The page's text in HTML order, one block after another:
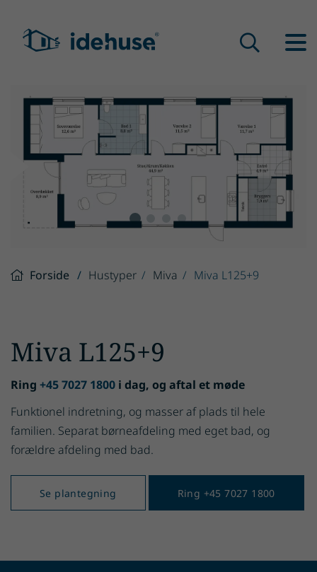
Forside Hustyper Miva Miva L125+9
Miva L125+9
Ring +45 7027 1800 i dag, og aftal et møde
Funktionel indretning, og masser af plads til hele
familien. Separat børneafdeling med eget bad, og
forældre afdeling med bad.
Se plantegning Ring +45 7027 1800